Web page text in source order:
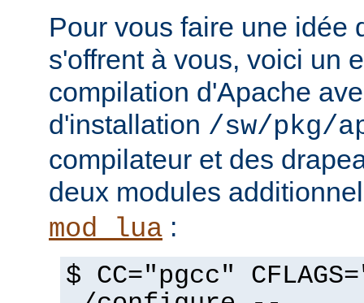
Pour vous faire une idée
s'offrent à vous, voici un
compilation d'Apache
d'installation /sw/pkg/
compilateur et des
deux modules
mod_lua :
$ CC="pgcc"